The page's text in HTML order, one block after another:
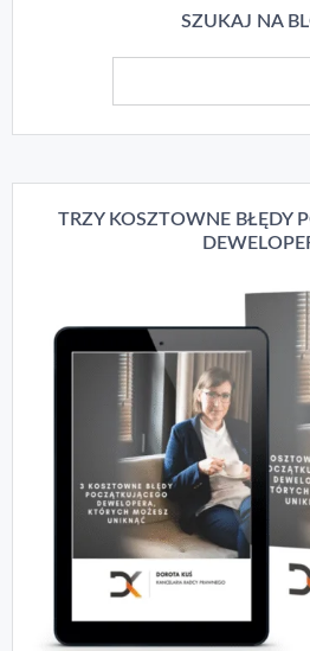
SZUKAJ NA
TRZY KOSZTOWNE BŁĘDY